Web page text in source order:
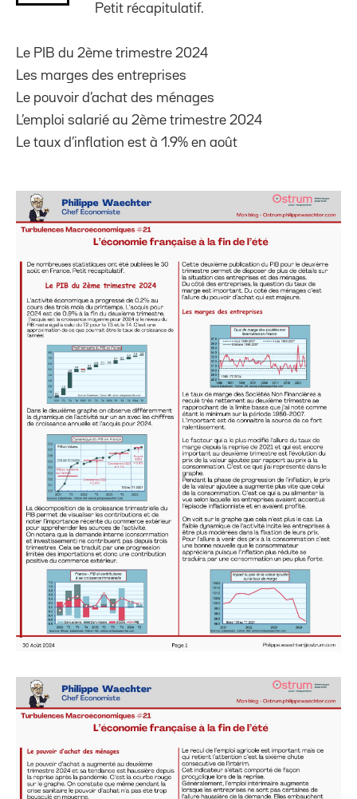
Petit récapitulatif.
Le PIB du 2ème trimestre 2024
Les marges des entreprises
Le pouvoir d’achat des ménages
L’emploi salarié au 2ème trimestre 2024
Le taux d’inflation est à 1.9% en août